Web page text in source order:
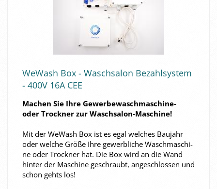
We­Wash Box - Wasch­sa­lon Be­zahl­sys­tem
- 400V 16A CEE
Ma­chen Sie Ihre Gewerbewaschmaschine-​
oder Trock­ner zur Waschsalon-​Maschine!
Mit der We­Wash Box ist es egal wel­ches Bau­jahr
oder wel­che Größe Ihre ge­werb­li­che Wasch­ma­schi­
ne oder Trock­ner hat. Die Box wird an die Wand
hin­ter der Ma­schi­ne ge­schraubt, an­ge­schlos­sen und
schon gehts los!